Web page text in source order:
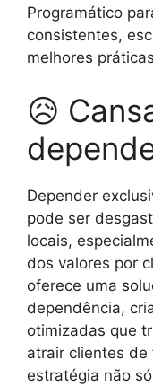
Programático
consistentes,
melhores
😥
Depender
pode ser
locais,
dos valores por
oferece uma
dependência,
otimizadas que
atrair clientes de
estratégia não